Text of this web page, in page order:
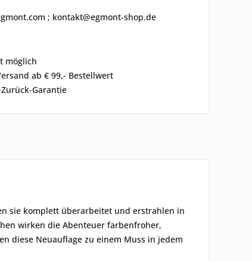
; kontakt@egmont-shop.de
möglich
ab € 99,- Bestellwert
Zurück-Garantie
sie komplett überarbeitet und erstrahlen in
wirken die Abenteuer farbenfroher,
diese Neuauflage zu einem Muss in jedem